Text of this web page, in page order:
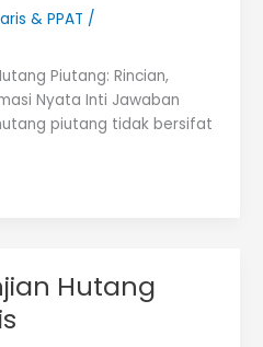
& PPAT /
Piutang: Rincian,
Nyata Inti Jawaban
piutang tidak bersifat
Hutang